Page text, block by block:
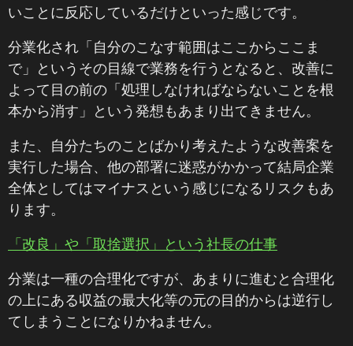
いことに反応しているだけといった感じです。
分業化され「自分のこなす範囲はここからここま
で」というその目線で業務を行うとなると、改善に
よって目の前の「処理しなければならないことを根
本から消す」という発想もあまり出てきません。
また、自分たちのことばかり考えたような改善案を
実行した場合、他の部署に迷惑がかかって結局企業
全体としてはマイナスという感じになるリスクもあ
ります。
「改良」や「取捨選択」という社長の仕事
分業は一種の合理化ですが、あまりに進むと合理化
の上にある収益の最大化等の元の目的からは逆行し
てしまうことになりかねません。